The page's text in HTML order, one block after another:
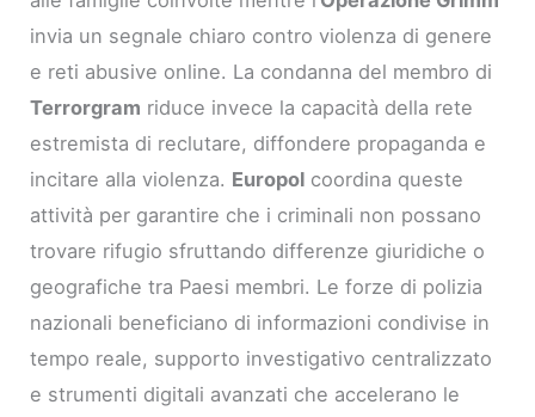
invia un segnale chiaro contro violenza di genere
e reti abusive online. La condanna del membro di
Terrorgram riduce invece la capacità della rete
estremista di reclutare, diffondere propaganda e
incitare alla violenza. Europol coordina queste
attività per garantire che i criminali non possano
trovare rifugio sfruttando differenze giuridiche o
geografiche tra Paesi membri. Le forze di polizia
nazionali beneficiano di informazioni condivise in
tempo reale, supporto investigativo centralizzato
e strumenti digitali avanzati che accelerano le